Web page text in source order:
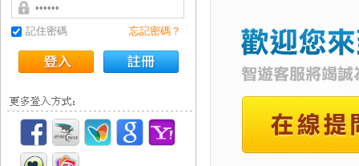
記住密碼 忘記密碼？